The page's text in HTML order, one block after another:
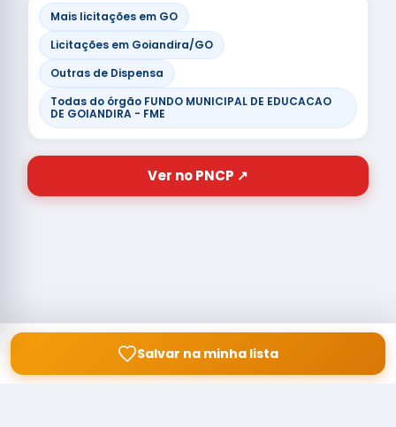
Mais licitações em GO
Licitações em Goiandira/GO
Outras de Dispensa
Todas do órgão FUNDO MUNICIPAL DE EDUCACAO
DE GOIANDIRA - FME
Ver no PNCP ↗
Salvar na minha lista